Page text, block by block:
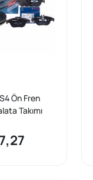
Ön Fren
Takımı